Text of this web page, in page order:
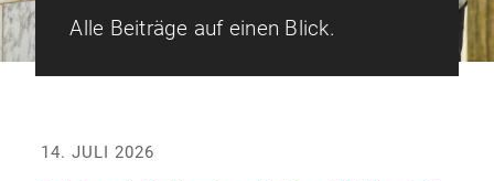
Alle Beiträge auf einen Blick.
14. JULI 2026